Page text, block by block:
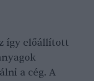
így előállított
a cég. A